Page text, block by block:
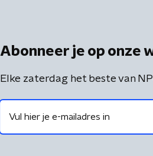
Abonneer je op onze
Elke zaterdag het beste van